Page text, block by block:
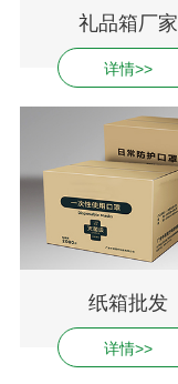
礼品箱厂家
详情>>
纸箱批发
详情>>